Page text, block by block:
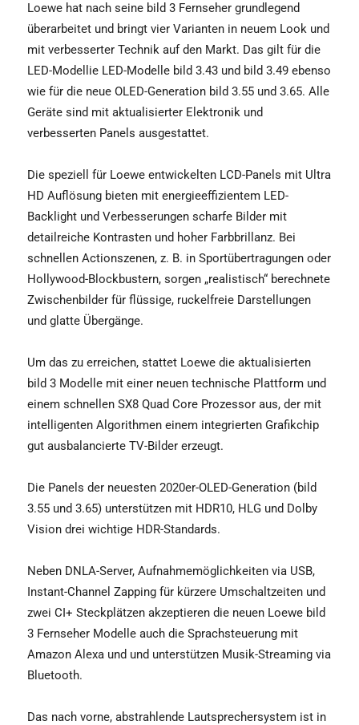
Loewe hat nach seine bild 3 Fernseher grundlegend
überarbeitet und bringt vier Varianten in neuem Look und
mit verbesserter Technik auf den Markt. Das gilt für die
LED-Modellie LED-Modelle bild 3.43 und bild 3.49 ebenso
wie für die neue OLED-Generation bild 3.55 und 3.65. Alle
Geräte sind mit aktualisierter Elektronik und
verbesserten Panels ausgestattet.
Die speziell für Loewe entwickelten LCD-Panels mit Ultra
HD Auflösung bieten mit energieeffizientem LED-
Backlight und Verbesserungen scharfe Bilder mit
detailreiche Kontrasten und hoher Farbbrillanz. Bei
schnellen Actionszenen, z. B. in Sportübertragungen oder
Hollywood-Blockbustern, sorgen „realistisch“ berechnete
Zwischenbilder für flüssige, ruckelfreie Darstellungen
und glatte Übergänge.
Um das zu erreichen, stattet Loewe die aktualisierten
bild 3 Modelle mit einer neuen technische Plattform und
einem schnellen SX8 Quad Core Prozessor aus, der mit
intelligenten Algorithmen einem integrierten Grafikchip
gut ausbalancierte TV-Bilder erzeugt.
Die Panels der neuesten 2020er-OLED-Generation (bild
3.55 und 3.65) unterstützen mit HDR10, HLG und Dolby
Vision drei wichtige HDR-Standards.
Neben DNLA-Server, Aufnahmemöglichkeiten via USB,
Instant-Channel Zapping für kürzere Umschaltzeiten und
zwei CI+ Steckplätzen akzeptieren die neuen Loewe bild
3 Fernseher Modelle auch die Sprachsteuerung mit
Amazon Alexa und und unterstützen Musik-Streaming via
Bluetooth.
Das nach vorne, abstrahlende Lautsprechersystem ist in